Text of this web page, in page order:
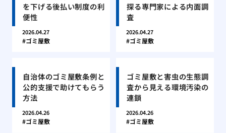
を下げる後払い制度の利
便性
2026.04.27
ゴミ屋敷
探る専門家による内面調
査
2026.04.27
ゴミ屋敷
自治体のゴミ屋敷条例と
公的支援で助けてもらう
方法
2026.04.26
ゴミ屋敷
ゴミ屋敷と害虫の生態調
査から見える環境汚染の
連鎖
2026.04.26
ゴミ屋敷